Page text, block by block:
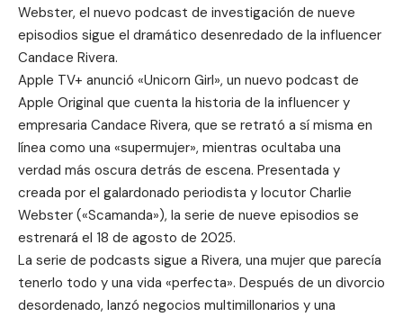
Webster, el nuevo podcast de investigación de nueve
episodios sigue el dramático desenredado de la influencer
Candace Rivera.
Apple TV+ anunció «Unicorn Girl», un nuevo podcast de
Apple Original que cuenta la historia de la influencer y
empresaria Candace Rivera, que se retrató a sí misma en
línea como una «supermujer», mientras ocultaba una
verdad más oscura detrás de escena. Presentada y
creada por el galardonado periodista y locutor Charlie
Webster («Scamanda»), la serie de nueve episodios se
estrenará el 18 de agosto de 2025.
La serie de podcasts sigue a Rivera, una mujer que parecía
tenerlo todo y una vida «perfecta». Después de un divorcio
desordenado, lanzó negocios multimillonarios y una